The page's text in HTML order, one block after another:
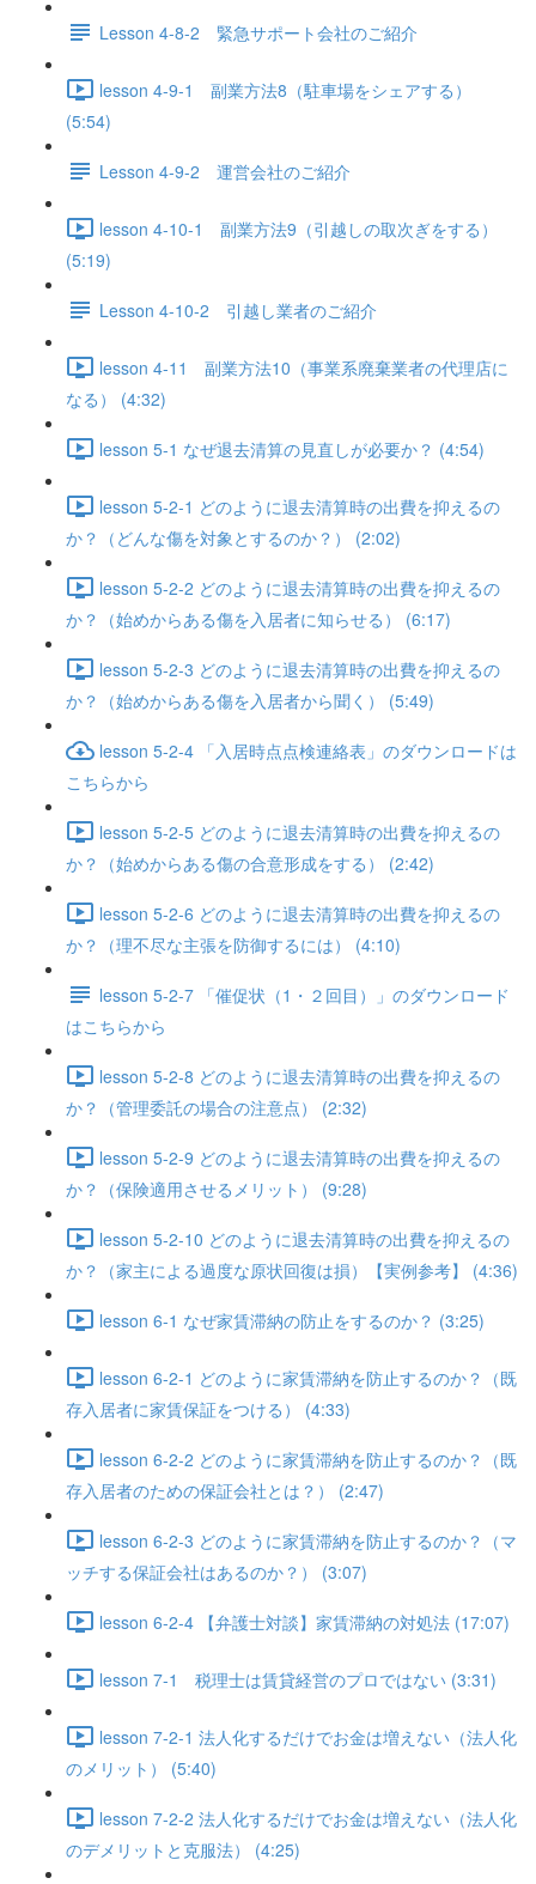
Lesson 4-8-2 緊急サポート会社のご紹介
lesson 4-9-1 副業方法8（駐車場をシェアする）
(5:54)
Lesson 4-9-2 運営会社のご紹介
lesson 4-10-1 副業方法9（引越しの取次ぎをする）
(5:19)
Lesson 4-10-2 引越し業者のご紹介
lesson 4-11 副業方法10（事業系廃棄業者の代理店に
なる） (4:32)
lesson 5-1 なぜ退去清算の見直しが必要か？ (4:54)
lesson 5-2-1 どのように退去清算時の出費を抑えるの
か？（どんな傷を対象とするのか？） (2:02)
lesson 5-2-2 どのように退去清算時の出費を抑えるの
か？（始めからある傷を入居者に知らせる） (6:17)
lesson 5-2-3 どのように退去清算時の出費を抑えるの
か？（始めからある傷を入居者から聞く） (5:49)
lesson 5-2-4 「入居時点点検連絡表」のダウンロードは
こちらから
lesson 5-2-5 どのように退去清算時の出費を抑えるの
か？（始めからある傷の合意形成をする） (2:42)
lesson 5-2-6 どのように退去清算時の出費を抑えるの
か？（理不尽な主張を防御するには） (4:10)
lesson 5-2-7 「催促状（1・２回目）」のダウンロード
はこちらから
lesson 5-2-8 どのように退去清算時の出費を抑えるの
か？（管理委託の場合の注意点） (2:32)
lesson 5-2-9 どのように退去清算時の出費を抑えるの
か？（保険適用させるメリット） (9:28)
lesson 5-2-10 どのように退去清算時の出費を抑えるの
か？（家主による過度な原状回復は損）【実例参考】 (4:36)
lesson 6-1 なぜ家賃滞納の防止をするのか？ (3:25)
lesson 6-2-1 どのように家賃滞納を防止するのか？（既
存入居者に家賃保証をつける） (4:33)
lesson 6-2-2 どのように家賃滞納を防止するのか？（既
存入居者のための保証会社とは？） (2:47)
lesson 6-2-3 どのように家賃滞納を防止するのか？（マ
ッチする保証会社はあるのか？） (3:07)
lesson 6-2-4 【弁護士対談】家賃滞納の対処法 (17:07)
lesson 7-1 税理士は賃貸経営のプロではない (3:31)
lesson 7-2-1 法人化するだけでお金は増えない（法人化
のメリット） (5:40)
lesson 7-2-2 法人化するだけでお金は増えない（法人化
のデメリットと克服法） (4:25)